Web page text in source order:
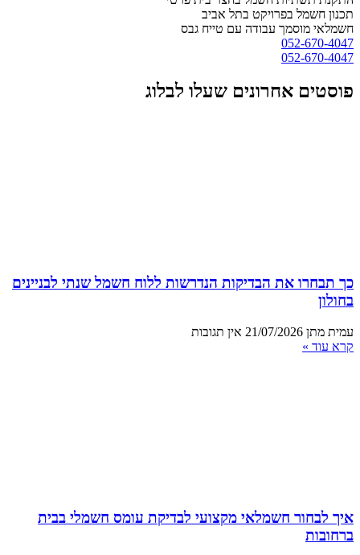
תכנון חשמל בפרויקט בתל אביב
חשמלאי מוסמך עבודה עם טייח גבס
052-670-4047
052-670-4047
פוסטים אחרונים שעלו לבלוג
כך תבחרו את הבדיקות הנדרשות ללוח חשמל שנתי לבניינים
בחולון
עמית מתן 21/07/2026 אין תגובות
קרא עוד »
איך לבחור חשמלאי מקצועי לבדיקת עומס חשמלי בבית
ברחובות